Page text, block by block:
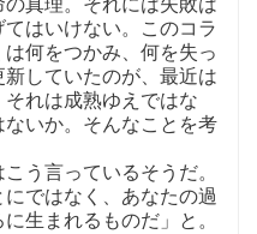
はいけない。このコラ
何をつかみ、何を失っ
していたのが、最近は
れは成熟ゆえではな
いか。そんなことを考
う言っているそうだ。
にではなく、あなたの過
生まれるものだ」と。